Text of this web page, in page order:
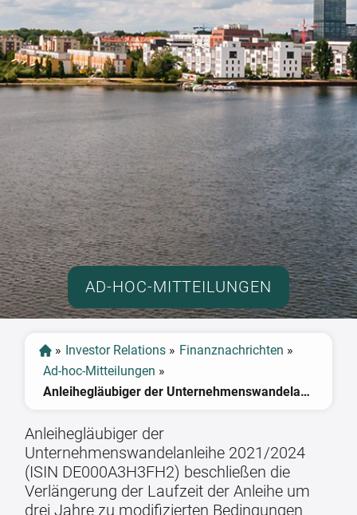
AD-HOC-MITTEILUNGEN
» Investor Relations » Finanznachrichten »
Ad-hoc-Mitteilungen »
Anleihegläubiger der Unternehmenswandelanleihe 2021/2024 (ISIN DE000A3H3FH2) beschließen die Verlängerung der Laufzeit der Anleihe um drei Jahre zu modifizierten Bedingungen
Anleihegläubiger der
Unternehmenswandelanleihe 2021/2024
(ISIN DE000A3H3FH2) beschließen die
Verlängerung der Laufzeit der Anleihe um
drei Jahre zu modifizierten Bedingungen